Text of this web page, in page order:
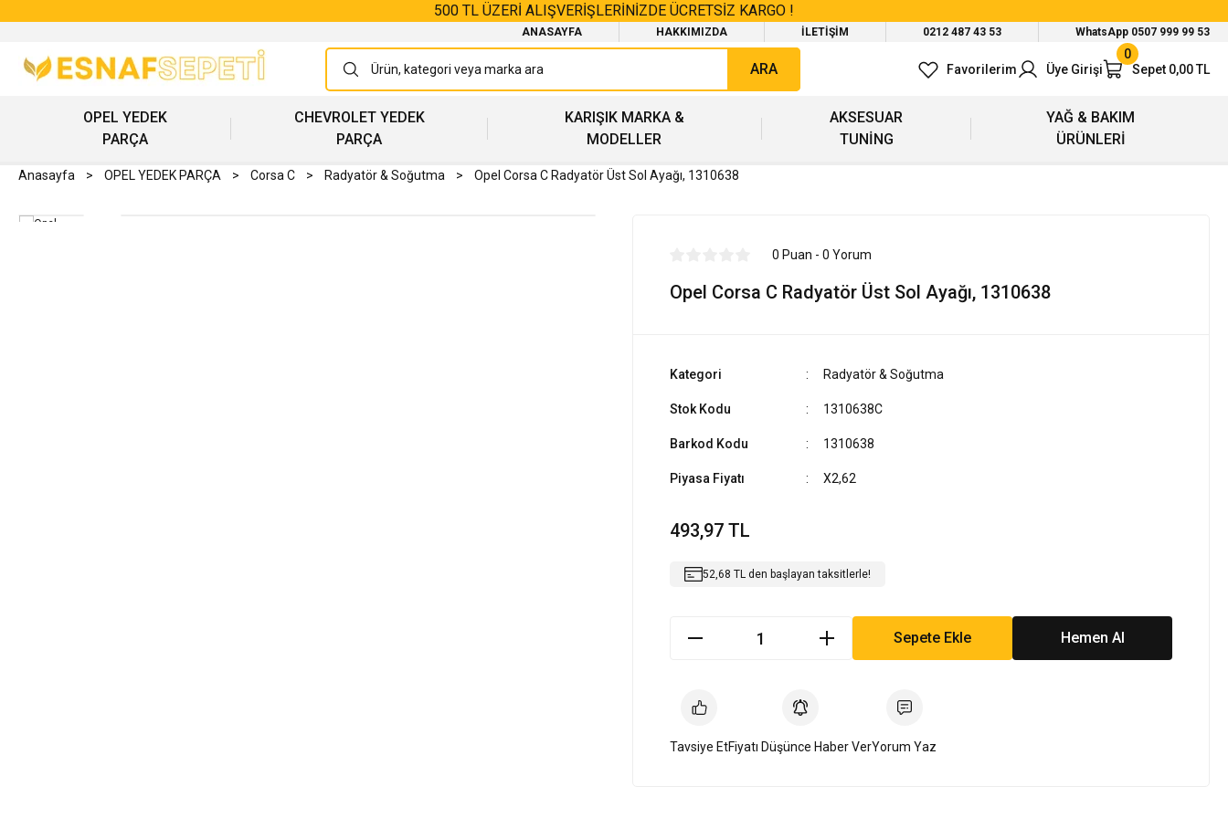
500 TL ÜZERİ ALIŞVERİŞLERİNİZDE ÜCRETSİZ KARGO !
ANASAYFA HAKKIMIZDA İLETİŞİM 0212 487 43 53 WhatsApp 0507 999 99 53
ARA Favorilerim Üye Girişi Sepet 0,00 TL
0
OPEL YEDEK
PARÇA
CHEVROLET YEDEK
PARÇA
KARIŞIK MARKA &
MODELLER
AKSESUAR
TUNİNG
YAĞ & BAKIM
ÜRÜNLERİ
Anasayfa OPEL YEDEK PARÇA Corsa C Radyatör & Soğutma Opel Corsa C Radyatör Üst Sol Ayağı, 1310638
0 Puan - 0 Yorum
Opel Corsa C Radyatör Üst Sol Ayağı, 1310638
Kategori Radyatör & Soğutma
Stok Kodu 1310638C
Barkod Kodu 1310638
Piyasa Fiyatı X2,62
493,97 TL
52,68 TL den başlayan taksitlerle!
Sepete Ekle Hemen Al
Tavsiye EtFiyatı Düşünce Haber VerYorum Yaz